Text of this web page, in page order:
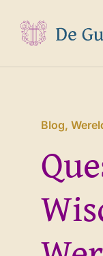
naar
inhoud
Over ons
Programma
Jaarthema
Blog,